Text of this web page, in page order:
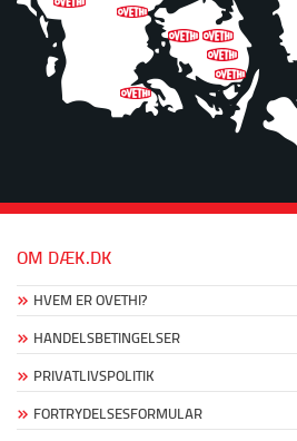
OM DÆK.DK
HVEM ER OVETHI?
HANDELSBETINGELSER
PRIVATLIVSPOLITIK
FORTRYDELSESFORMULAR